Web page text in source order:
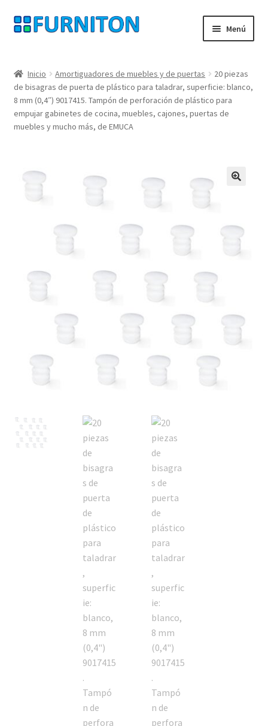
Ir
a
navegación
Ir
al
Menú
Nuestros socios
Protección de datos
Contacte con
Transporte marítimo
Inicio Amortiguadores de muebles y de puertas
20 piezas
de bisagras de puerta de plástico para taladrar, superficie: blanco,
8 mm (0,4″) 9017415. Tampón de perforación de plástico para
empujar gabinetes de cocina, muebles, cajones, puertas de
muebles y mucho más, de EMUCA